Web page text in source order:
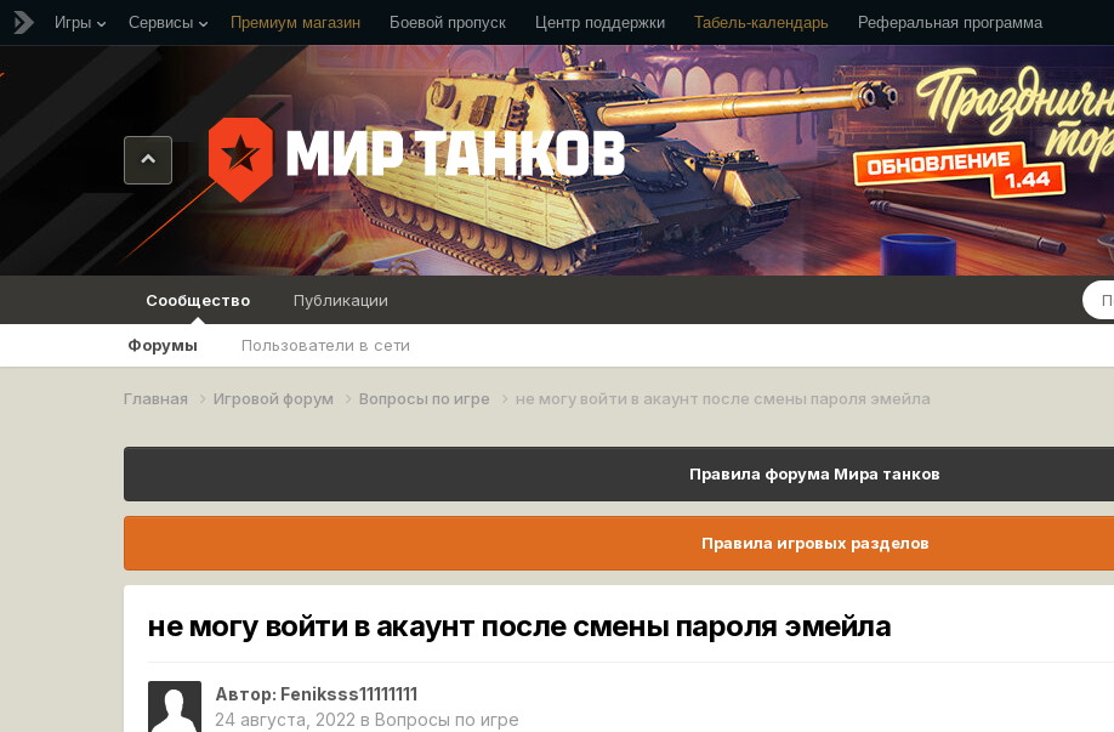
Игры Сервисы Премиум магазин Боевой пропуск Центр поддержки Табель-календарь Реферальная программа
Сообщество
Форумы Пользователи в сети
Публикации
Главная Игровой форум Вопросы по игре не могу войти в акаунт после смены пароля эмейла
Правила форума Мира танков
Правила игровых разделов
не могу войти в акаунт после смены пароля эмейла
Автор: Feniksss11111111
24 августа, 2022 в Вопросы по игре